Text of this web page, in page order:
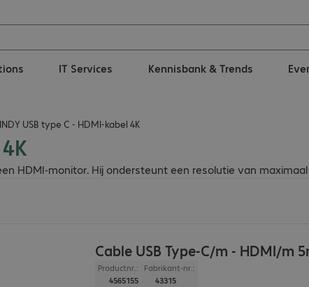
IT Services Kennisbank & Trends
USB type C - HDMI-kabel 4K
HDMI-monitor. Hij ondersteunt een resolutie van maximaal
Cable USB Type-C/m - HDMI/m
Productnr.:
4565155
Fabrikant-nr.:
43315